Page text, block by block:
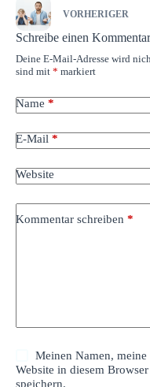
VORHERIGER
Schreibe einen Kommentar
Deine E-Mail-Adresse wird
sind mit * markiert
Name *
E-Mail *
Website
Kommentar schreiben *
Meinen Namen,
Website in diesem
speichern.